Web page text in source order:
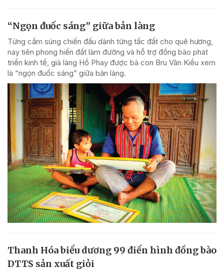
“Ngọn đuốc sáng” giữa bản làng
Từng cầm súng chiến đấu dành từng tấc đất cho quê hương,
nay tiên phong hiến đất làm đường và hỗ trợ đồng bào phát
triển kinh tế, già làng Hồ Phay được bà con Bru Vân Kiều xem
là “ngọn đuốc sáng” giữa bản làng.
Thanh Hóa biểu dương 99 điển hình đồng bào
DTTS sản xuất giỏi